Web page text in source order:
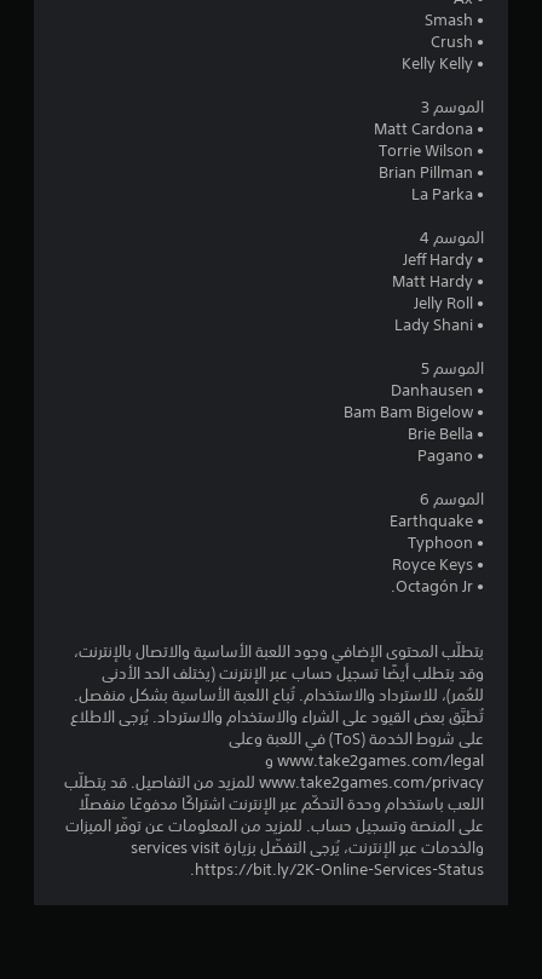
3
م
ا
ل
• Smash
• Crush
• Kelly Kelly
الموسم 3
• Matt Cardona
• Torrie Wilson
• Brian Pillman
• La Parka
الموسم 4
• Jeff Hardy
• Matt Hardy
• Jelly Roll
• Lady Shani
الموسم 5
• Danhausen
‏• Bam Bam Bigelow
• Brie Bella
• Pagano
الموسم 6
• Earthquake
• Typhoon
• Royce Keys
• Octagón Jr.
يتطلّب المحتوى الإضافي وجود اللعبة الأساسية والاتصال بالإنترنت،
وقد يتطلب أيضًا تسجيل حساب عبر الإنترنت (يختلف الحد الأدنى
للعُمر)، للاسترداد والاستخدام. تُباع اللعبة الأساسية بشكل منفصل.
تُطبَّق بعض القيود على الشراء والاستخدام والاسترداد. يُرجى الاطلاع
على شروط الخدمة (ToS) في اللعبة وعلى
www.take2games.com/legal و
www.take2games.com/privacy للمزيد من التفاصيل. قد يتطلّب
اللعب باستخدام وحدة التحكّم عبر الإنترنت اشتراكًا مدفوعًا منفصلًا
على المنصة وتسجيل حساب. للمزيد من المعلومات عن توفّر الميزات
والخدمات عبر الإنترنت، يُرجى التفضّل بزيارة services visit
https://bit.ly/2K-Online-Services-Status.